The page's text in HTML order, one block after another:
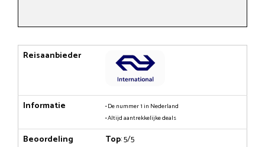
Reisaanbieder
Informatie
• De nummer 1 in Nederland
• Altijd aantrekkelijke deals
Beoordeling Top: 5/5